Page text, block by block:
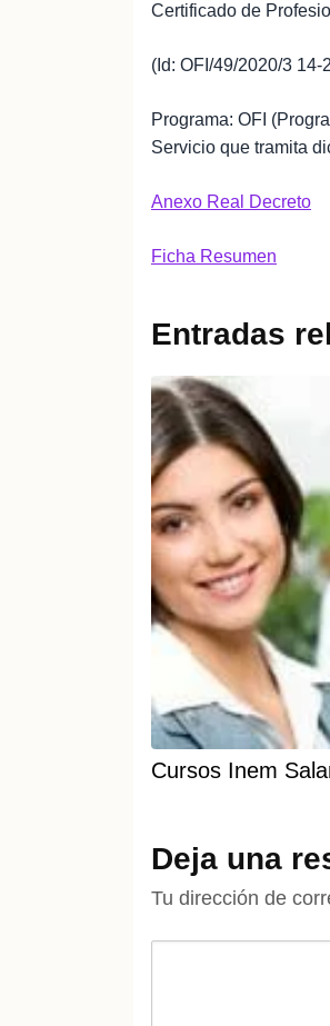
Certificado de
(Id: OFI/49/2020/3 14-
Programa: OFI
Servicio que tramita
Anexo Real Decreto
Ficha Resumen
Entradas
Cursos Inem
Deja una
Tu dirección de